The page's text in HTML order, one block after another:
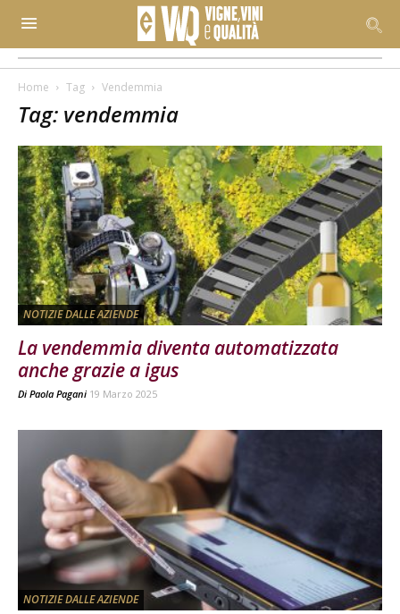
Home Tag Vendemmia
Tag: vendemmia
NOTIZIE DALLE AZIENDE
La vendemmia diventa automatizzata
anche grazie a igus
Di Paola Pagani 19 Marzo 2025
NOTIZIE DALLE AZIENDE